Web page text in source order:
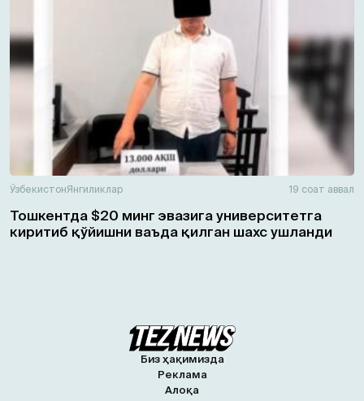
ЎзбекистонЯнгиликлар 19 соат аввал
Тошкентда $20 минг эвазига университетга
киритиб қўйишни ваъда қилган шахс ушланди
Биз ҳақимизда
Реклама
Алоқа